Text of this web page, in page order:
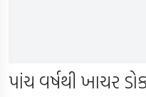
પાંચ વર્ષથી ખાચર